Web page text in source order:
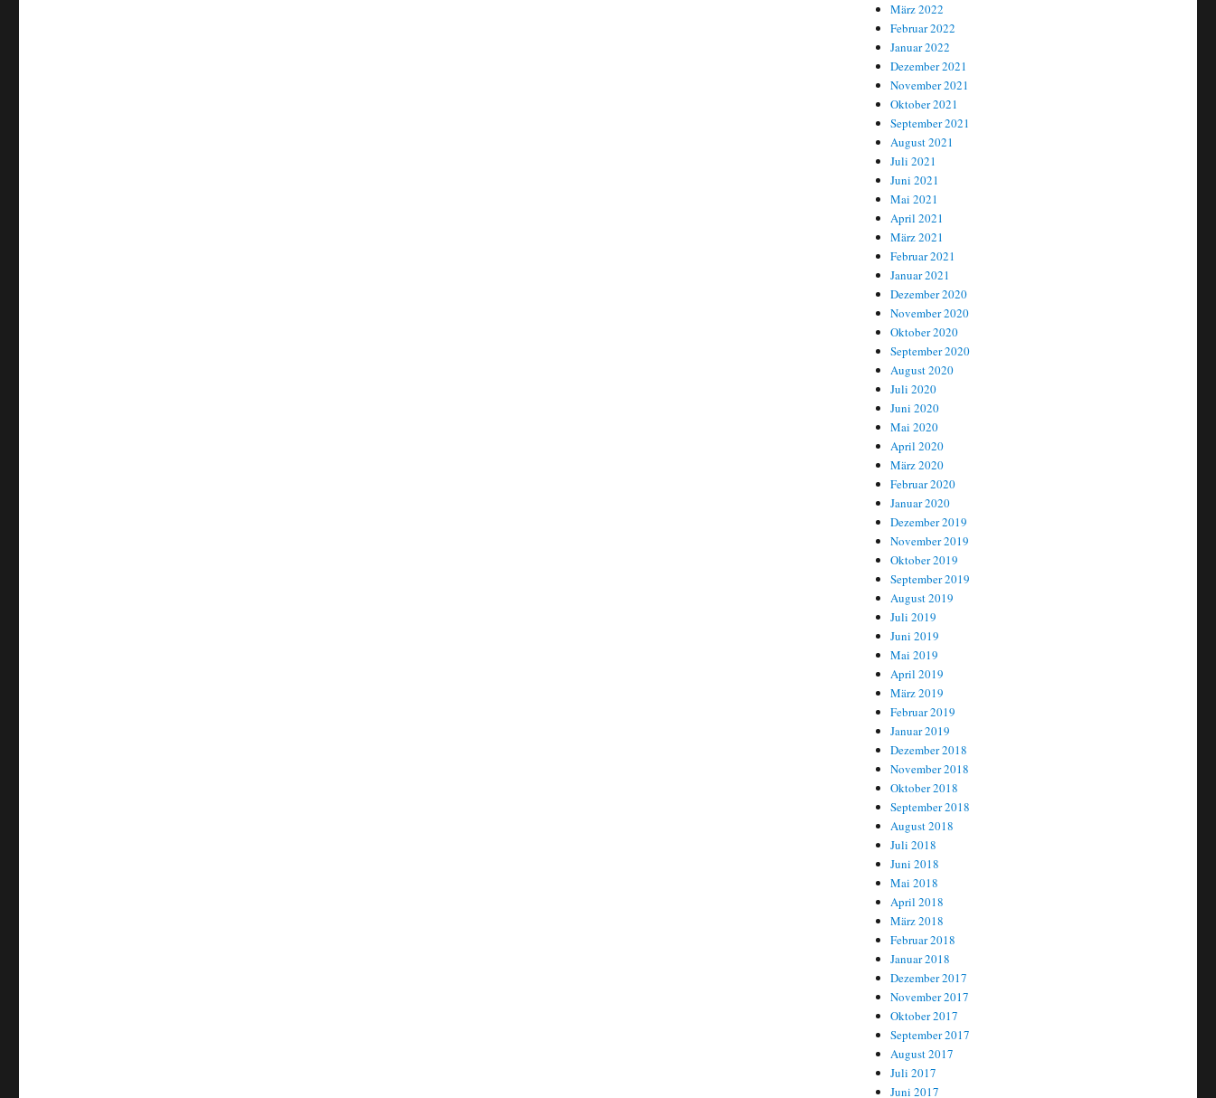
März 2022
Februar 2022
Januar 2022
Dezember 2021
November 2021
Oktober 2021
September 2021
August 2021
Juli 2021
Juni 2021
Mai 2021
April 2021
März 2021
Februar 2021
Januar 2021
Dezember 2020
November 2020
Oktober 2020
September 2020
August 2020
Juli 2020
Juni 2020
Mai 2020
April 2020
März 2020
Februar 2020
Januar 2020
Dezember 2019
November 2019
Oktober 2019
September 2019
August 2019
Juli 2019
Juni 2019
Mai 2019
April 2019
März 2019
Februar 2019
Januar 2019
Dezember 2018
November 2018
Oktober 2018
September 2018
August 2018
Juli 2018
Juni 2018
Mai 2018
April 2018
März 2018
Februar 2018
Januar 2018
Dezember 2017
November 2017
Oktober 2017
September 2017
August 2017
Juli 2017
Juni 2017